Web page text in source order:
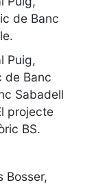
de Banc
.
Puig,
de Banc
Sabadell
projecte
BS.
Bosser,